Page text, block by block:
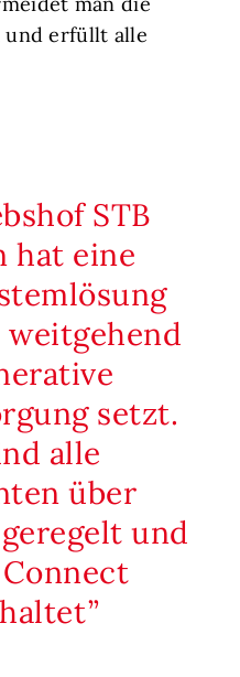
und erfüllt alle
STB
hat eine
setzt.
alle
über
und